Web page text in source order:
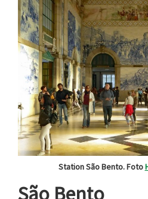
Station São Bento. Foto
São Bento